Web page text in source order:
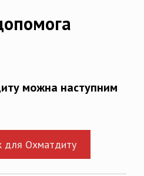
можна наступним
для Охматдиту